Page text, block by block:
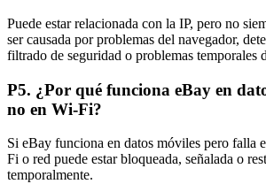
Puede estar relacionada con la IP, pero no
ser causada por problemas del navegador,
filtrado de seguridad o problemas temporales
P5. ¿Por qué funciona eBay en
no en Wi-Fi?
Si eBay funciona en datos móviles pero falla
Fi o red puede estar bloqueada, señalada o
temporalmente.